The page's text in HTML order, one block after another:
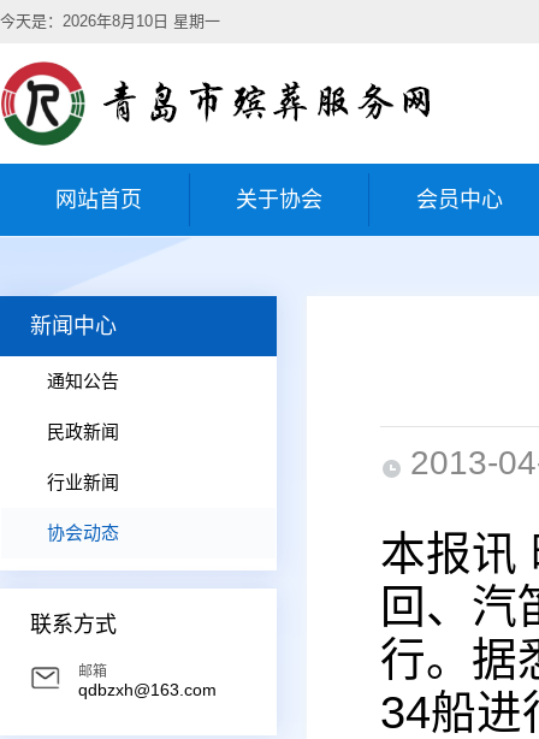
今天是：2026年8月10日 星期一
网站首页 关于协会 会员中心
新闻中心
通知公告
民政新闻
行业新闻
协会动态
联系方式
邮箱
qdbzxh@163.com
2013-
本报讯
回、汽
行。据
34船进